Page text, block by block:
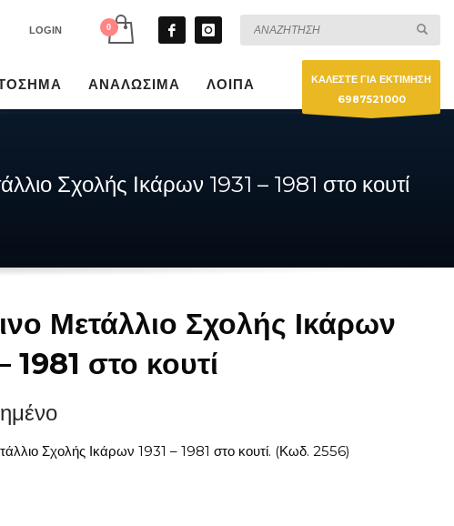
LOGIN
ΑΝΑΛΩΣΙΜΑ ΛΟΙΠΑ
ΚΑΛΕΣΤΕ ΓΙΑ ΕΚΤΙΜΗΣΗ
6987521000
Σχολής Ικάρων 1931 – 1981 στο κουτί
Μετάλλιο Σχολής Ικάρων
1981 στο κουτί
Σχολής Ικάρων 1931 – 1981 στο κουτί. (Κωδ. 2556)